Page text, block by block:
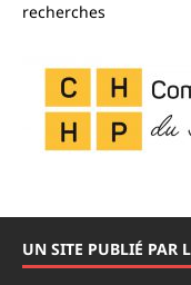
recherches
UN SITE PUBLIÉ PAR